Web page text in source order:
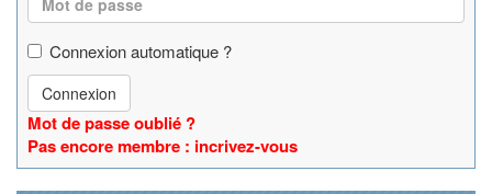
Connexion automatique ?
Connexion
Mot de passe oublié ?
Pas encore membre : incrivez-vous